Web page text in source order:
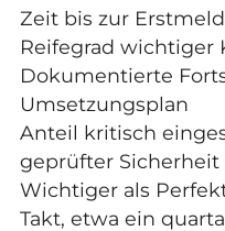
Zeit bis zur
Reifegrad wichtiger
Dokumentierte
Umsetzungsplan
Anteil kritisch
geprüfter Sicherheit
Wichtiger als
Takt, etwa ein